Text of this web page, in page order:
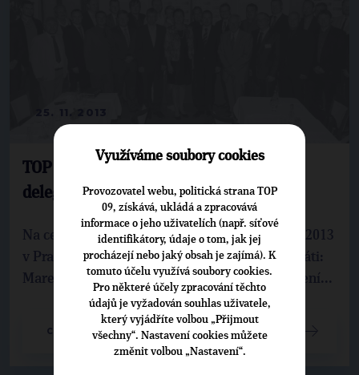
TOP 09 se připravuje na sněm. Jeho
delegáti zvolí nové vedení
Na celostátní sněm, který proběhne 7. a 8. 12. 2013
v Praze, se za Plzeňský kraj chystají tito delegáti:
Marek Ženíšek, Jaroslav Lobkowicz, Ondřej Žení...
CELÝ ČLÁNEK
Využíváme soubory cookies
Provozovatel webu, politická strana TOP
09, získává, ukládá a zpracovává
informace o jeho uživatelích (např. síťové
identifikátory, údaje o tom, jak jej
procházejí nebo jaký obsah je zajímá). K
tomuto účelu využívá soubory cookies.
Pro některé účely zpracování těchto
údajů je vyžadován souhlas uživatele,
který vyjádříte volbou „Přijmout
všechny“. Nastavení cookies můžete
změnit volbou „Nastavení“.